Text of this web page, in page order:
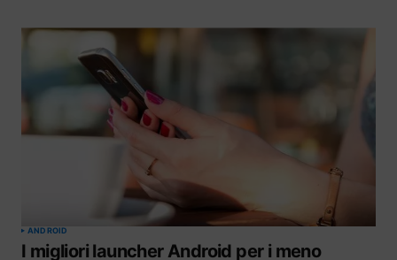
ANDROID
I migliori launcher Android per i meno